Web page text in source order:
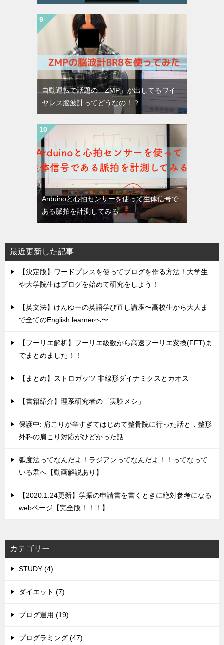
自動運転で話題の「ZMP」が出してるワイ
ヤレス脳波計ってどうなの！？
Arduinoと心拍センサーを使って生体信号で
ある脈拍を計測してみる
最近更新した記事
【決定版】ワードプレスを使ってブログを作る方法！大学生
や大学院生はブログを始めて研究をしよう！
【英文法】けんゆーの英語学び直し講座〜高校生から大人ま
で全てのEnglish learnerへ〜
【フーリエ解析】フーリエ級数から高速フーリエ変換(FFT)ま
でまとめました！！
【まとめ】ストロガッツ 非線形ダイナミクスとカオス
【書籍紹介】理系研究者の「実験メシ」
保護中: 肩こりが辛すぎてはじめて整骨院に行った話と，整形
外科の肩こり対応がひどかった話
弧度法ってなんだよ！ラジアンってなんだよ！！ってなって
いる君へ【動画解説あり】
【2020.1.24更新】学振の申請書を書くときに絶対参考になる
webページ【完全版！！！】
カテゴリー
STUDY (4)
ダイエット (7)
ブログ運用 (19)
プログラミング (47)